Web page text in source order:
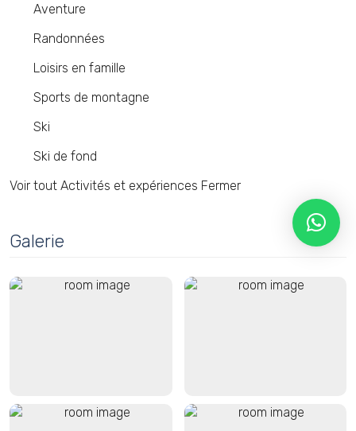
Aventure
Randonnées
Loisirs en famille
Sports de montagne
Ski
Ski de fond
Voir tout Activités et expériences Fermer
Galerie